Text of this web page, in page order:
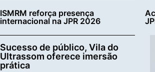
ISMRM reforça presença
internacional na JPR 2026
Sucesso de público, Vila do
Ultrassom oferece imersão
prática